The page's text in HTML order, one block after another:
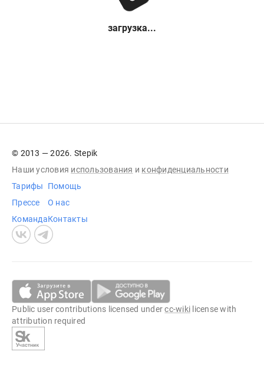
загрузка...
© 2013 — 2026. Stepik
Наши условия использования и конфиденциальности
Тарифы
Прессе
Команда
Помощь
О нас
Контакты
Public user contributions licensed undercc-wiki license with
attribution required